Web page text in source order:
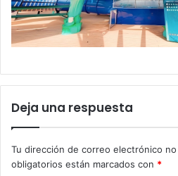
Deja una respuesta
Tu dirección de correo electrónico
obligatorios están marcados con *